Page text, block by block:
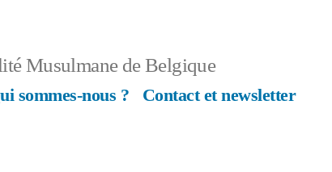
Musulmane de Belgique
sommes-nous ? Contact et newsletter